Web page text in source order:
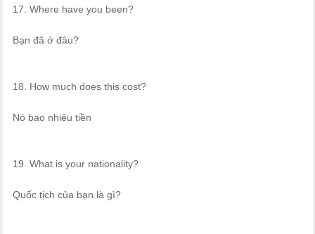
17. Where have you been?
Bạn đã ở đâu?
18. How much does this cost?
Nó bao nhiêu tiền
19. What is your nationality?
Quốc tịch của bạn là gì?